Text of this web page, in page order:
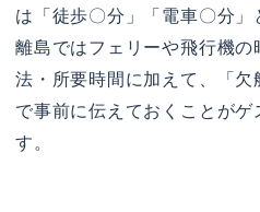
は「徒歩〇分」「電車〇分」
離島ではフェリーや飛行機
法・所要時間に加えて、「欠
で事前に伝えておくことがゲ
す。